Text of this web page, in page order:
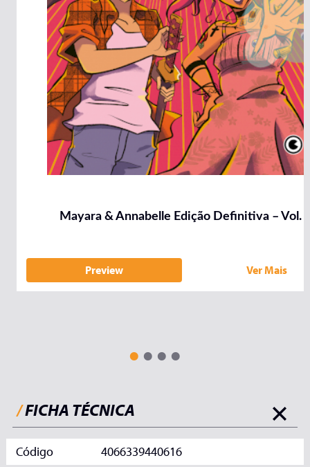
Mayara & Annabelle Edição Definitiva – Vol.
Preview Ver Mais
/FICHA TÉCNICA
Código 4066339440616